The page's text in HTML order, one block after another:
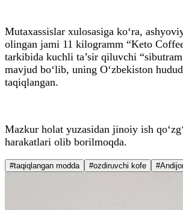
Mutaxassislar xulosasiga ko‘ra,
olingan jami 11 kilogramm “Keto
tarkibida kuchli ta’sir qiluvchi
mavjud bo‘lib, uning O‘zbekiston
taqiqlangan.
Mazkur holat yuzasidan jinoiy ish
harakatlari olib borilmoqda.
#taqiqlangan modda #ozdiruvchi kofe